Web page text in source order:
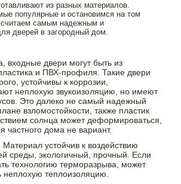
из разных материалов.
популярные и остановимся на том
считаем самым надежным и
дверей в загородный дом.
входные двери могут быть из
и ПВХ-профиля. Такие двери
устойчивы к коррозии,
неплохую звукоизоляцию, но имеют
Это далеко не самый надежный
взломостойкости, также пластик
солнца может деформироваться,
частного дома не вариант.
устойчив к воздействию
среды, экологичный, прочный. Если
технологию терморазрыва, может
неплохую теплоизоляцию.